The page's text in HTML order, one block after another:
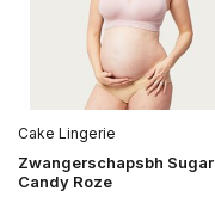
Cake Lingerie
Zwangerschapsbh Sugar
Candy Roze